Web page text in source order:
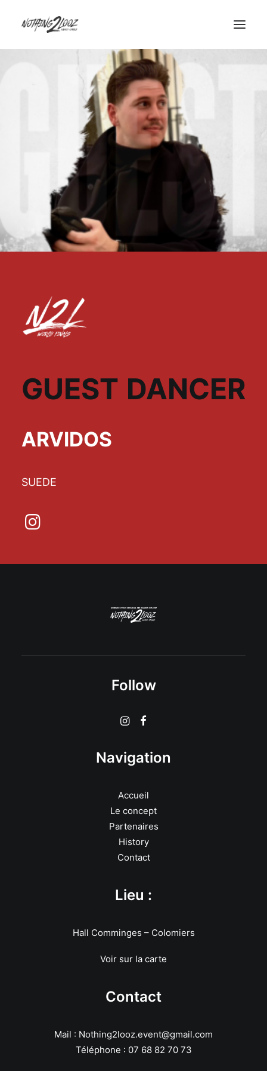
INFOS/CONTACT
PARTENAIRES
GUEST DANCER
ARVIDOS
SUEDE
Follow
Navigation
Accueil
Le concept
Partenaires
History
Contact
Lieu :
Hall Comminges – Colomiers
Voir sur la carte
Contact
Mail : Nothing2looz.event@gmail.com
Téléphone : 07 68 82 70 73